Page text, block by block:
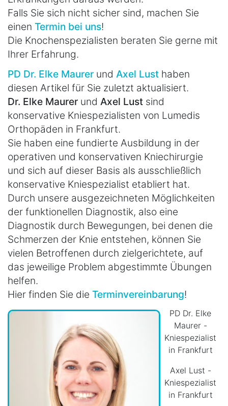
Falls Sie sich nicht sicher sind, machen Sie
einen Termin bei uns!
Die Knochenspezialisten beraten Sie gerne mit
Ihrer Erfahrung.
PD Dr. Elke Maurer und Axel Lust haben
diesen Artikel für Sie zuletzt aktualisiert.
Dr. Elke Maurer und Axel Lust sind
konservative Kniespezialisten von Lumedis
Orthopäden in Frankfurt.
Sie haben eine fundierte Ausbildung in der
operativen und konservativen Kniechirurgie
und sich auf dieser Basis als ausschließlich
konservative Kniespezialist etabliert hat.
Durch unsere ausgezeichneten Möglichkeiten
der funktionellen Diagnostik, also eine
Diagnostik durch Bewegungen, bei denen die
Schmerzen der Knie entstehen, können Sie
vielen Betroffenen durch zielgerichtete, auf
das jeweilige Problem abgestimmte Übungen
helfen.
Hier finden Sie die Terminvereinbarung!
PD Dr. Elke
Maurer -
Kniespezialist
in Frankfurt
Axel Lust -
Kniespezialist
in Frankfurt